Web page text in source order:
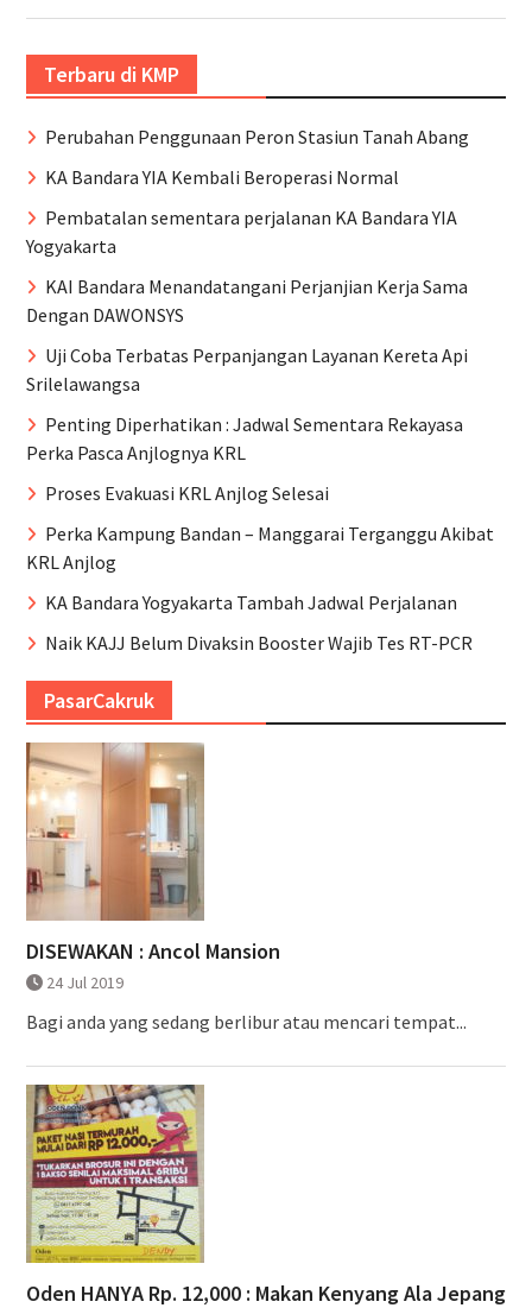
Terbaru di KMP
Perubahan Penggunaan Peron Stasiun Tanah Abang
KA Bandara YIA Kembali Beroperasi Normal
Pembatalan sementara perjalanan KA Bandara YIA
Yogyakarta
KAI Bandara Menandatangani Perjanjian Kerja Sama
Dengan DAWONSYS
Uji Coba Terbatas Perpanjangan Layanan Kereta Api
Srilelawangsa
Penting Diperhatikan : Jadwal Sementara Rekayasa
Perka Pasca Anjlognya KRL
Proses Evakuasi KRL Anjlog Selesai
Perka Kampung Bandan – Manggarai Terganggu Akibat
KRL Anjlog
KA Bandara Yogyakarta Tambah Jadwal Perjalanan
Naik KAJJ Belum Divaksin Booster Wajib Tes RT-PCR
PasarCakruk
DISEWAKAN : Ancol Mansion
24 Jul 2019
Bagi anda yang sedang berlibur atau mencari tempat...
Oden HANYA Rp. 12,000 : Makan Kenyang Ala Jepang